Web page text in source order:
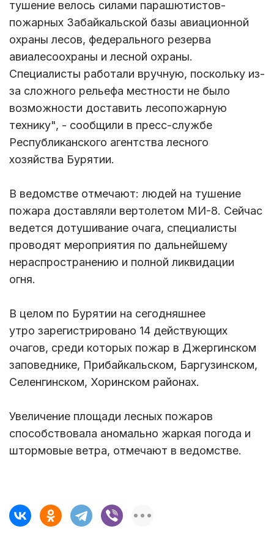
тушение велось силами парашютистов-
пожарных Забайкальской базы авиационной
охраны лесов, федерального резерва
авиалесоохраны и лесной охраны.
Специалисты работали вручную, поскольку из-
за сложного рельефа местности не было
возможности доставить лесопожарную
технику", - сообщили в пресс-службе
Республиканского агентства лесного
хозяйства Бурятии.
В ведомстве отмечают: людей на тушение
пожара доставляли вертолетом МИ-8. Сейчас
ведется дотушивание очага, специалисты
проводят мероприятия по дальнейшему
нераспространению и полной ликвидации
огня.
В целом по Бурятии на сегодняшнее
утро зарегистрировано 14 действующих
очагов, среди которых пожар в Джергинском
заповеднике, Прибайкальском, Баргузинском,
Селенгинском, Хоринском районах.
Увеличение площади лесных пожаров
способствовала аномально жаркая погода и
штормовые ветра, отмечают в ведомстве.